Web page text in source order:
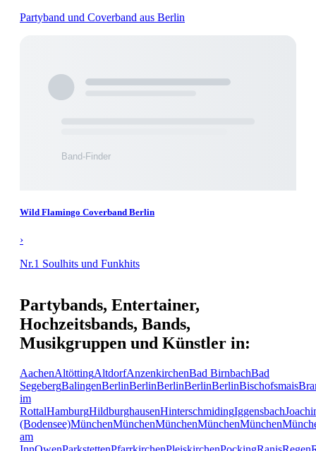
Partyband und Coverband aus Berlin
Wild Flamingo Coverband Berlin
›
Nr.1 Soulhits und Funkhits
Partybands, Entertainer,
Hochzeitsbands, Bands,
Musikgruppen und Künstler in:
AachenAltöttingAltdorfAnzenkirchenBad BirnbachBad
SegebergBalingenBerlinBerlinBerlinBerlinBerlinBischofsmais
im
RottalHamburgHildburghausenHinterschmidingIggensbach
(Bodensee)MünchenMünchenMünchenMünchenMünchen
am